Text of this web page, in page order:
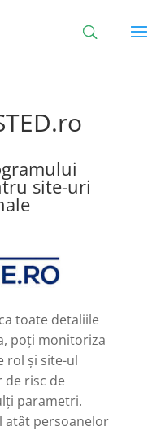
site-uri
toate detaliile
poți monitoriza
rol și site-ul
de risc de
parametri.
atât persoanelor